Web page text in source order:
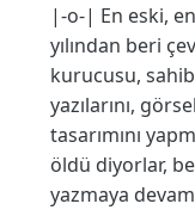
|-o-| En eski,
yılından beri
kurucusu,
yazılarını,
tasarımını
öldü diyorlar,
yazmaya